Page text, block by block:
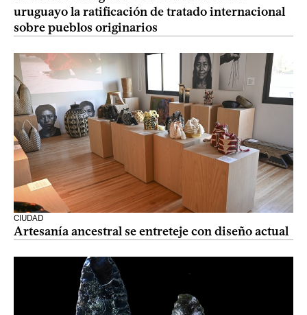
uruguayo la ratificación de tratado internacional
sobre pueblos originarios
CIUDAD
Artesanía ancestral se entreteje con diseño actual